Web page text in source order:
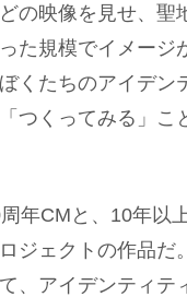
の映像を見せ、聖
た規模でイメージ
くたちのアイデン
くってみる」こ
年CMと、10年以
ジェクトの作品だ
、アイデンティテ